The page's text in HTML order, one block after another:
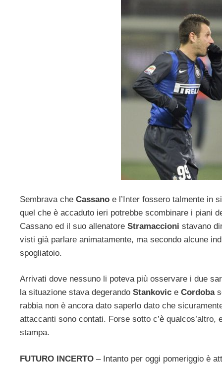
Sembrava che Cassano e l’Inter fossero talmente in
quel che è accaduto ieri potrebbe scombinare i piani
Cassano ed il suo allenatore Stramaccioni stavano
visti già parlare animatamente, ma secondo alcune
spogliatoio.
Arrivati dove nessuno li poteva più osservare i due
la situazione stava degerando Stankovic e Cordoba
rabbia non è ancora dato saperlo dato che
attaccanti sono contati. Forse sotto c’è
stampa.
FUTURO INCERTO – Intanto per oggi pomeriggio è